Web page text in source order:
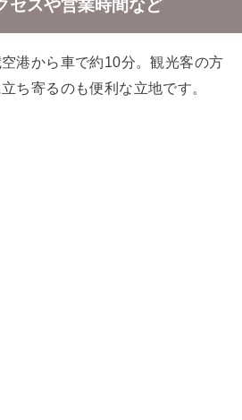
セスや営業時間など
港から車で約10分。観光客の方
ち寄るのも便利な立地です。